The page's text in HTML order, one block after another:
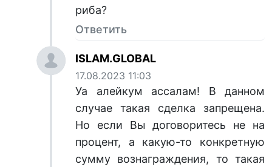
риба?
Ответить
ISLAM.GLOBAL
17.08.2023 11:03
Уа алейкум ассалам! В данном
случае такая сделка запрещена.
Но если Вы договоритесь не на
процент, а какую-то конкретную
сумму вознаграждения, то такая